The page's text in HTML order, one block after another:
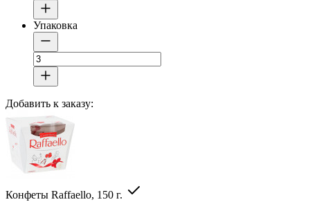
Упаковка
Добавить к заказу:
Конфеты Raffaello, 150 г.